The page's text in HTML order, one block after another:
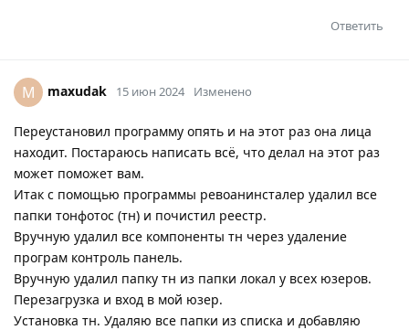
Ответить
M maxudak 15 июн 2024 Изменено
Переустановил программу опять и на этот раз она лица
находит. Постараюсь написать всё, что делал на этот раз
может поможет вам.
Итак с помощью программы ревоанинсталер удалил все
папки тонфотос (тн) и почистил реестр.
Вручную удалил все компоненты тн через удаление
програм контроль панель.
Вручную удалил папку тн из папки локал у всех юзеров.
Перезагрузка и вход в мой юзер.
Установка тн. Удаляю все папки из списка и добавляю